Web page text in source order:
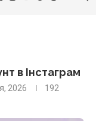
в Інстаграм
2026
192